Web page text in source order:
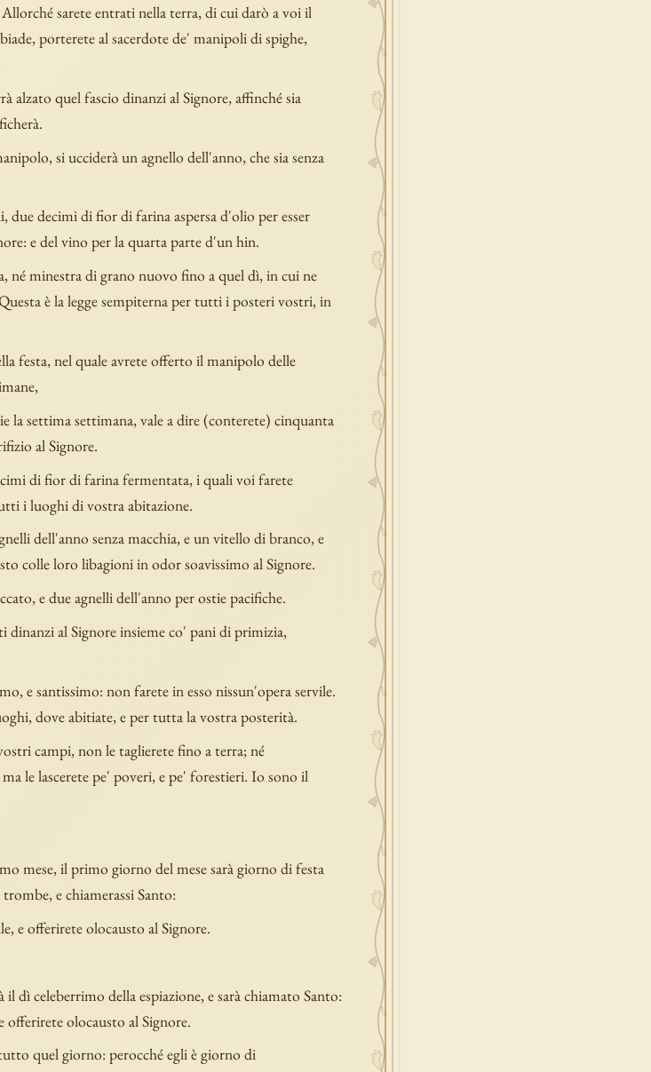
sarete entrati nella terra, di cui darò a voi il
porterete al sacerdote de' manipoli di spighe,
alzato quel fascio dinanzi al Signore, affinché sia
si ucciderà un agnello dell'anno, che sia senza
due decimi di fior di farina aspersa d'olio per esser
e del vino per la quarta parte d'un hin.
né minestra di grano nuovo fino a quel dì, in cui ne
è la legge sempiterna per tutti i posteri vostri, in
festa, nel quale avrete offerto il manipolo delle
la settima settimana, vale a dire (conterete) cinquanta
al Signore.
di fior di farina fermentata, i quali voi farete
i luoghi di vostra abitazione.
dell'anno senza macchia, e un vitello di branco, e
colle loro libagioni in odor soavissimo al Signore.
e due agnelli dell'anno per ostie pacifiche.
dinanzi al Signore insieme co' pani di primizia,
e santissimo: non farete in esso nissun'opera servile.
dove abitiate, e per tutta la vostra posterità.
campi, non le taglierete fino a terra; né
le lascerete pe' poveri, e pe' forestieri. Io sono il
mese, il primo giorno del mese sarà giorno di festa
e chiamerassi Santo:
e offerirete olocausto al Signore.
dì celeberrimo della espiazione, e sarà chiamato Santo:
offerirete olocausto al Signore.
quel giorno: perocché egli è giorno di